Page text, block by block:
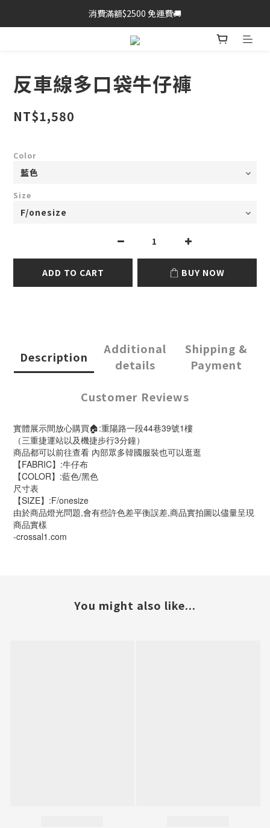
消費滿額$2500 免運費🚚
反車線多口袋牛仔褲
NT$1,580
Color
Size
ADD TO CART BUY NOW
Description
Additional
details
Shipping &
Payment
Customer Reviews
實體展示間放心購買🏠:重陽路一段44巷39號1樓
（三重捷運站以及機捷步行3分鐘）
商品都可以前往查看 內部眾多韓國服裝也可以逛逛
【FABRIC】:牛仔布
【COLOR】:藍色/黑色
尺寸表
【SIZE】:F/onesize
由於商品燈光問題,會有些許色差平衡誤差,商品實拍圖以儘量呈現
商品實樣
-crossal1.com
You might also like...